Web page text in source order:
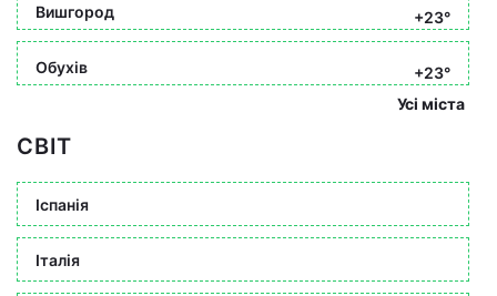
Вишгород +23°
Обухів
+23°
Усі міста
СВІТ
Іспанія
Італія